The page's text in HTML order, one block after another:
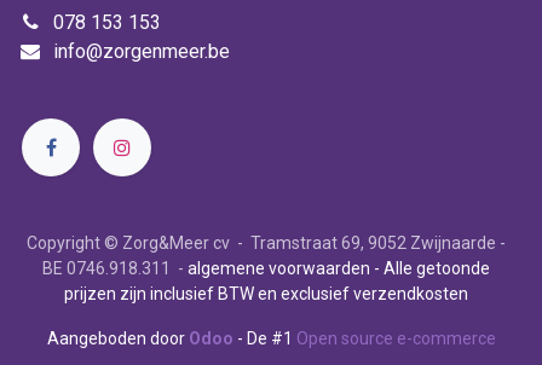
078 153 153
info@zorgenmeer.be
Copyright © Zorg&Meer cv - Tramstraat 69, 9052 Zwijnaarde -
BE 0746.918.311 - algemene voorwaarden - Alle getoonde
prijzen zijn inclusief BTW en exclusief verzendkosten
Aangeboden door Odoo - De #1 Open source e-commerce